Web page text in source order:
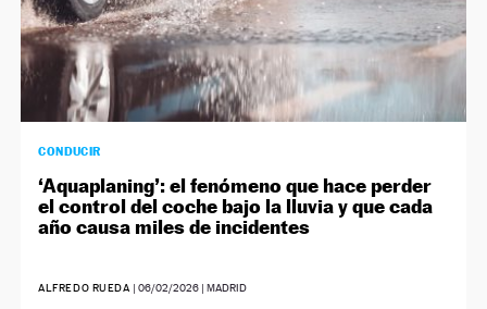
CONDUCIR
‘Aquaplaning’: el fenómeno que hace perder
el control del coche bajo la lluvia y que cada
año causa miles de incidentes
ALFREDO RUEDA | 06/02/2026| MADRID